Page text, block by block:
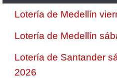
Lotería de Medellín
Lotería de Medellín
Lotería de Santander
2026